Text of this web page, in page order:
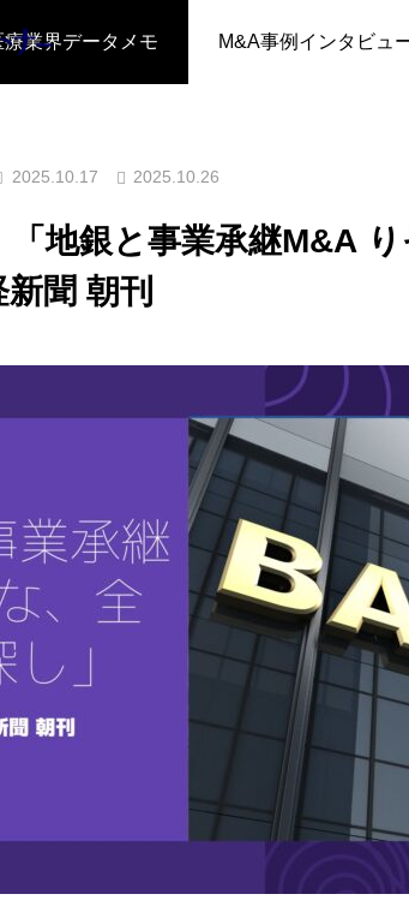
業界データメモ M&A事例インタビュ
界データメモ 2025.10.10（金）「地銀と事業承
2025.10.17 2025.10.26
地銀と事業承継M&A り
聞 朝刊